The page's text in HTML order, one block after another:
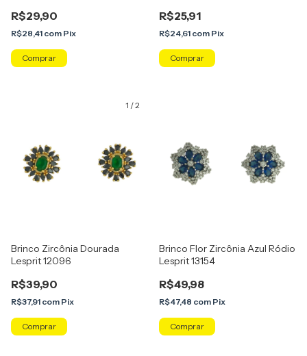
R$29,90
R$28,41 com Pix
R$25,91
R$24,61 com Pix
1 /2
Brinco Zircônia Dourada
Lesprit 12096
R$39,90
R$37,91 com Pix
Comprar
Brinco Flor Zircônia Azul Ródio
Lesprit 13154
R$49,98
R$47,48 com Pix